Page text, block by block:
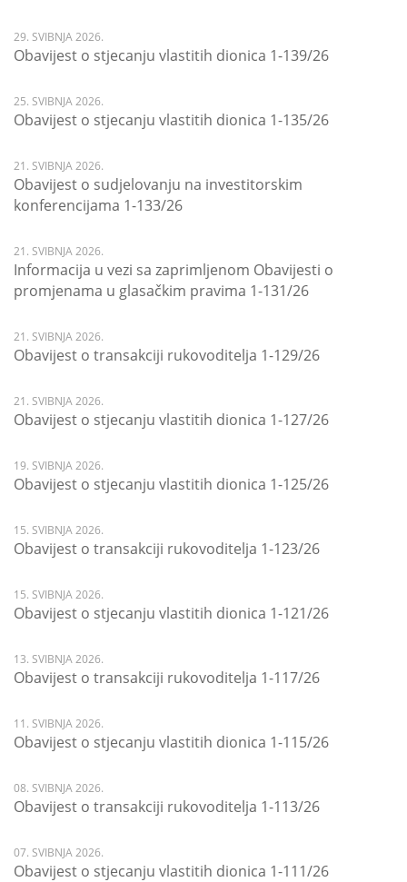
29. SVIBNJA 2026.
Obavijest o stjecanju vlastitih dionica 1-139/26
25. SVIBNJA 2026.
Obavijest o stjecanju vlastitih dionica 1-135/26
21. SVIBNJA 2026.
Obavijest o sudjelovanju na investitorskim
konferencijama 1-133/26
21. SVIBNJA 2026.
Informacija u vezi sa zaprimljenom Obavijesti o
promjenama u glasačkim pravima 1-131/26
21. SVIBNJA 2026.
Obavijest o transakciji rukovoditelja 1-129/26
21. SVIBNJA 2026.
Obavijest o stjecanju vlastitih dionica 1-127/26
19. SVIBNJA 2026.
Obavijest o stjecanju vlastitih dionica 1-125/26
15. SVIBNJA 2026.
Obavijest o transakciji rukovoditelja 1-123/26
15. SVIBNJA 2026.
Obavijest o stjecanju vlastitih dionica 1-121/26
13. SVIBNJA 2026.
Obavijest o transakciji rukovoditelja 1-117/26
11. SVIBNJA 2026.
Obavijest o stjecanju vlastitih dionica 1-115/26
08. SVIBNJA 2026.
Obavijest o transakciji rukovoditelja 1-113/26
07. SVIBNJA 2026.
Obavijest o stjecanju vlastitih dionica 1-111/26